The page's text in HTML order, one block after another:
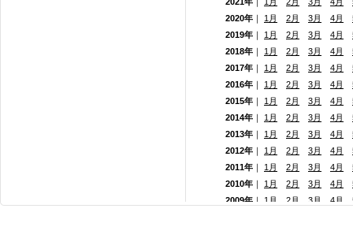
2020年 ｜ 1月 2月 3月 4月
2019年 ｜ 1月 2月 3月 4月
2018年 ｜ 1月 2月 3月 4月
2017年 ｜ 1月 2月 3月 4月
2016年 ｜ 1月 2月 3月 4月
2015年 ｜ 1月 2月 3月 4月
2014年 ｜ 1月 2月 3月 4月
2013年 ｜ 1月 2月 3月 4月
2012年 ｜ 1月 2月 3月 4月
2011年 ｜ 1月 2月 3月 4月
2010年 ｜ 1月 2月 3月 4月
2009年 ｜ 1月 2月 3月 4月